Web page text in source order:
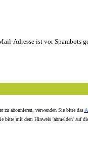
Adresse ist vor Spambots
zu abonnieren, verwenden Sie bitte das
bitte mit dem Hinweis 'abmelden' auf